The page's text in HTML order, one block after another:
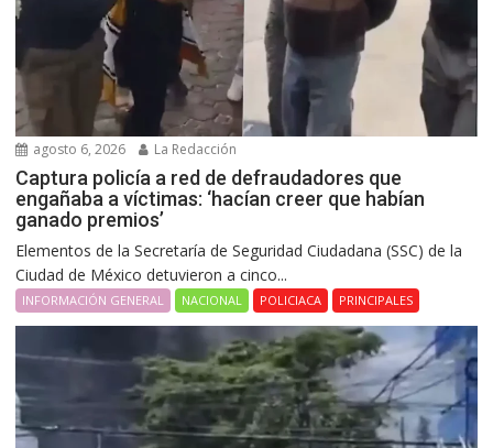
agosto 6, 2026 La Redacción
Captura policía a red de defraudadores que
engañaba a víctimas: ‘hacían creer que habían
ganado premios’
Elementos de la Secretaría de Seguridad Ciudadana (SSC) de la
Ciudad de México detuvieron a cinco...
INFORMACIÓN GENERAL NACIONAL POLICIACA PRINCIPALES